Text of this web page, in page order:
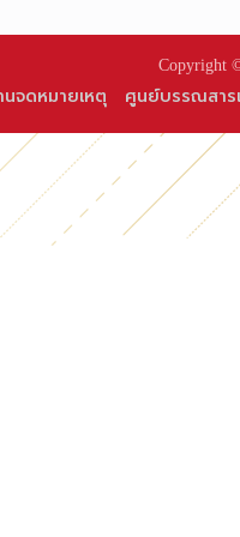
Copyright
นจดหมายเหตุ ศูนย์บรรณสาร